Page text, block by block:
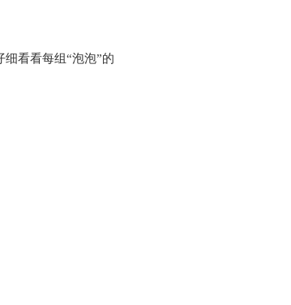
看看每组“泡泡”的